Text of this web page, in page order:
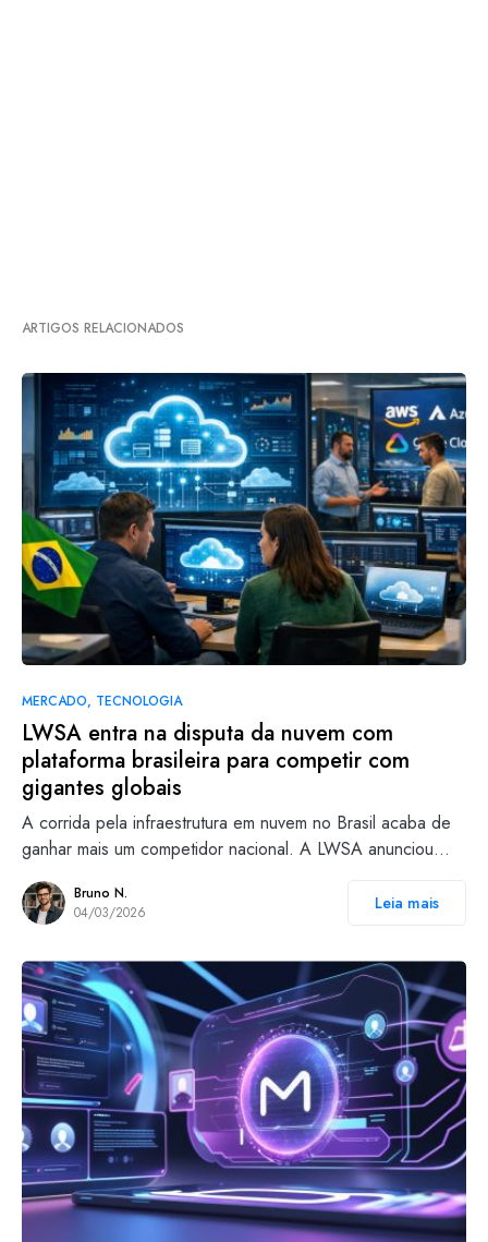
ARTIGOS RELACIONADOS
MERCADO TECNOLOGIA
LWSA entra na disputa da nuvem com
plataforma brasileira para competir com
gigantes globais
A corrida pela infraestrutura em nuvem no Brasil acaba de
ganhar mais um competidor nacional. A LWSA anunciou…
Bruno N.
04/03/2026
Leia mais